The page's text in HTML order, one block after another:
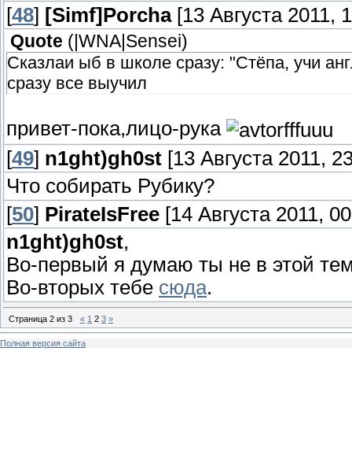
[48] [Simf]Porcha[13 Августа 2011,
Quote ( |WNA|Sensei)
Сказлаи ыб в школе сразу: "Стёпа, учи
сразу все выучил
привет-пока,лицо-рука
[49] n1ght)gh0st [13 Августа 2011,
Что собирать Рубику?
[50] PirateIsFree [14 Августа 2011,
n1ght)gh0st,
Во-первый я думаю ты не в этой
Во-вторых тебе сюда.
Страница 2 из 3 « 1 2 3 »
Полная версия сайта